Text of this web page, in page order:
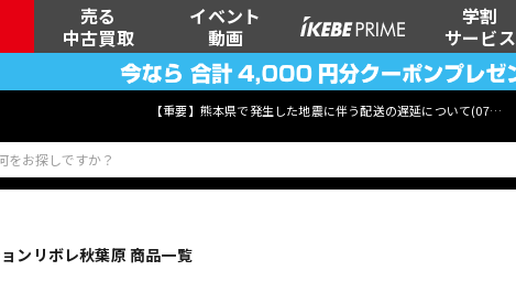
売る
中古買取
イベント
動画
学割
サービス
【重要】熊本県で発生した地震に伴う配送の遅延について(07月29日
ギ/エレ
ンリボレ秋葉原 商品一覧